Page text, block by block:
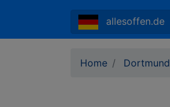
allesoffen.de
Home Dortmund